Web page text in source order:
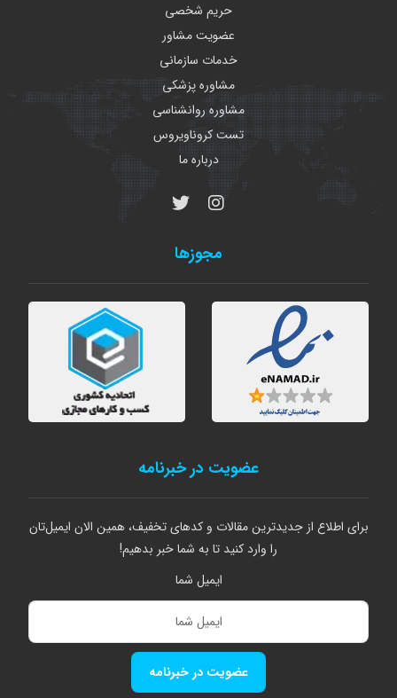
حریم شخصی
عضویت مشاور
خدمات سازمانی
مشاوره پزشکی
مشاوره روانشناسی
تست کروناویروس
درباره ما
مجوزها
عضویت در خبرنامه
برای اطلاع از جدیدترین مقالات و کدهای تخفیف، همین الان ایمیل‌تان
را وارد کنید تا به شما خبر بدهیم!
ایمیل شما
عضویت در خبرنامه